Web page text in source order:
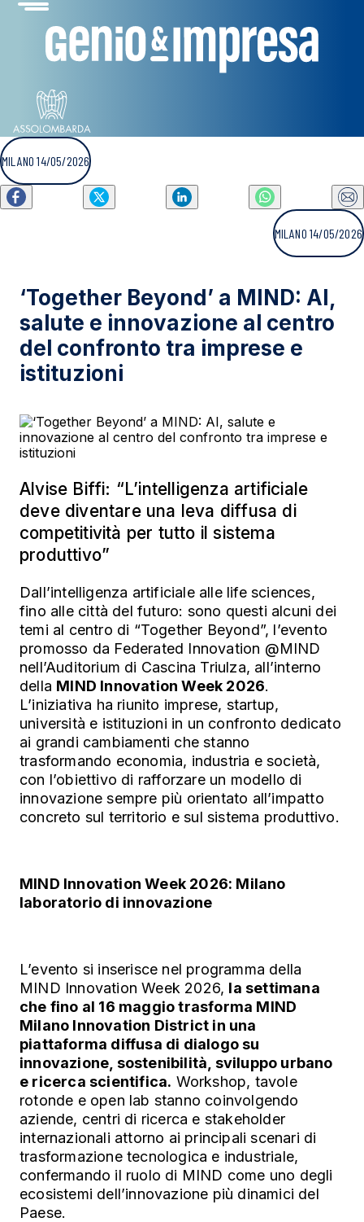
MILANO 14/05/2026
MILANO 14/05/2026
‘Together Beyond’ a MIND: AI,
salute e innovazione al centro
del confronto tra imprese e
istituzioni
Alvise Biffi: “L’intelligenza artificiale
deve diventare una leva diffusa di
competitività per tutto il sistema
produttivo”
Dall’intelligenza artificiale alle life sciences,
fino alle città del futuro: sono questi alcuni dei
temi al centro di “Together Beyond”, l’evento
promosso da Federated Innovation @MIND
nell’Auditorium di Cascina Triulza, all’interno
della MIND Innovation Week 2026.
L’iniziativa ha riunito imprese, startup,
università e istituzioni in un confronto dedicato
ai grandi cambiamenti che stanno
trasformando economia, industria e società,
con l’obiettivo di rafforzare un modello di
innovazione sempre più orientato all’impatto
concreto sul territorio e sul sistema produttivo.
MIND Innovation Week 2026: Milano
laboratorio di innovazione
L’evento si inserisce nel programma della
MIND Innovation Week 2026, la settimana
che fino al 16 maggio trasforma MIND
Milano Innovation District in una
piattaforma diffusa di dialogo su
innovazione, sostenibilità, sviluppo urbano
e ricerca scientifica. Workshop, tavole
rotonde e open lab stanno coinvolgendo
aziende, centri di ricerca e stakeholder
internazionali attorno ai principali scenari di
trasformazione tecnologica e industriale,
confermando il ruolo di MIND come uno degli
ecosistemi dell’innovazione più dinamici del
Paese.